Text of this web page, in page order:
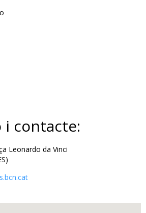
contacte:
Leonardo da Vinci